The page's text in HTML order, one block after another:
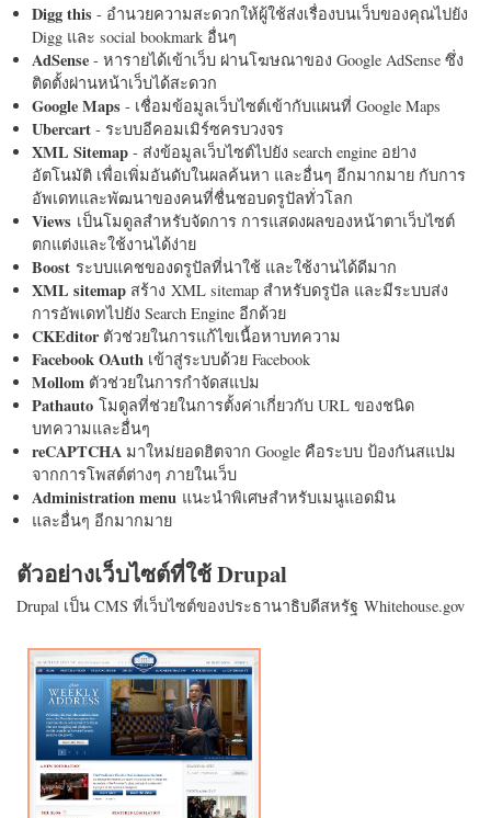
Digg this - อำนวยความสะดวกให้ผู้ใช้ส่งเรื่องบนเว็บของคุณไปยัง
Digg และ social bookmark อื่นๆ
AdSense - หารายได้เข้าเว็บ ผ่านโฆษณาของ Google AdSense ซึ่ง
ติดตั้งผ่านหน้าเว็บได้สะดวก
Google Maps - เชื่อมข้อมูลเว็บไซต์เข้ากับแผนที่ Google Maps
Ubercart - ระบบอีคอมเมิร์ซครบวงจร
XML Sitemap - ส่งข้อมูลเว็บไซต์ไปยัง search engine อย่าง
อัตโนมัติ เพื่อเพิ่มอันดับในผลค้นหา และอื่นๆ อีกมากมาย กับการ
อัพเดทและพัฒนาของคนที่ชื่นชอบดรูปัลทั่วโลก
Views เป็นโมดูลสำหรับจัดการ การแสดงผลของหน้าตาเว็บไซต์
ตกแต่งและใช้งานได้ง่าย
Boost ระบบแคชของดรูปัลที่น่าใช้ และใช้งานได้ดีมาก
XML sitemap สร้าง XML sitemap สำหรับดรูปัล และมีระบบส่ง
การอัพเดทไปยัง Search Engine อีกด้วย
CKEditorตัวช่วยในการแก้ไขเนื้อหาบทความ
Facebook OAuth เข้าสู่ระบบด้วย Facebook
Mollom ตัวช่วยในการกำจัดสแปม
Pathauto โมดูลที่ช่วยในการตั้งค่าเกี่ยวกับ URL ของชนิด
บทความและอื่นๆ
reCAPTCHA มาใหม่ยอดฮิตจาก Google คือระบบ ป้องกันสแปม
จากการโพสต์ต่างๆ ภายในเว็บ
Administration menu แนะนำพิเศษสำหรับเมนูแอดมิน
และอื่นๆ อีกมากมาย
ตัวอย่างเว็บไซต์ที่ใช้ Drupal
Drupal เป็น CMS ที่เว็บไซต์ของประธานาธิบดีสหรัฐ Whitehouse.gov